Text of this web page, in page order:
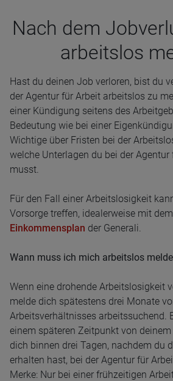
Nach dem
arbeits­los
Hast du deinen Job verloren, bist du
der Agentur für Arbeit arbeitslos zu
einer Kündigung seitens des
Bedeutung wie bei einer
Wichtige über Fristen bei der
welche Unterlagen du bei der Agentur
musst.
Für den Fall einer Arbeitslosigkeit
Vorsorge treffen, idealerweise mit dem
Einkommensplan der Generali.
Wann muss ich mich arbeitslos
Wenn eine drohende Arbeitslosigkeit
melde dich spätestens drei Monate
Arbeitsverhältnisses arbeitssuchend.
einem späteren Zeitpunkt von
dich binnen drei Tagen, nachdem du
erhalten hast, bei der Agentur für
Merke: Nur bei einer frühzeitigen